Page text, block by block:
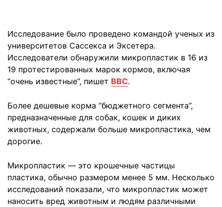
Исследование было проведено командой ученых из
университетов Сассекса и Эксетера.
Исследователи обнаружили микропластик в 16 из
19 протестированных марок кормов, включая
“очень известные”, пишет BBC.
Более дешевые корма “бюджетного сегмента”,
предназначенные для собак, кошек и диких
животных, содержали больше микропластика, чем
дорогие.
Микропластик — это крошечные частицы
пластика, обычно размером менее 5 мм. Несколько
исследований показали, что микропластик может
наносить вред животным и людям различными